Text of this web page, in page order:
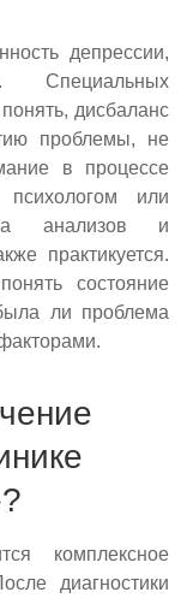
депрессии,
Специальных
дисбаланс
проблемы, не
в процессе
психологом или
анализов и
практикуется.
состояние
ли проблема
комплексное
диагностики